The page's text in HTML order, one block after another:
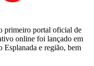
primeiro portal oficial de
online foi lançado em
Esplanada e região, bem